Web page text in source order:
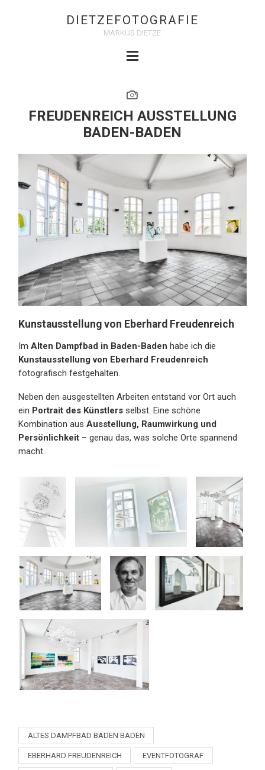
DIETZEFOTOGRAFIE
MARKUS DIETZE
FREUDENREICH AUSSTELLUNG
BADEN-BADEN
Kunstausstellung von Eberhard Freudenreich
ImAlten Dampfbad in Baden-Baden habe ich die
Kunstausstellung von Eberhard Freudenreich
fotografisch festgehalten.
Neben den ausgestellten Arbeiten entstand vor Ort auch
ein Portrait des Künstlers selbst. Eine schöne
Kombination ausAusstellung, Raumwirkung und
Persönlichkeit – genau das, was solche Orte spannend
macht.
ALTES DAMPFBAD BADEN BADEN
EBERHARD FREUDENREICH EVENTFOTOGRAF